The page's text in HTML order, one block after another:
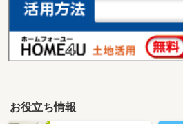
お役立ち情報